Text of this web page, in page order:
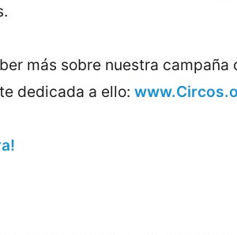
más sobre nuestra
dedicada a ello: